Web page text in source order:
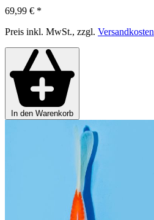
69,99 € *
Preis inkl. MwSt., zzgl. Versandkosten
In den Warenkorb